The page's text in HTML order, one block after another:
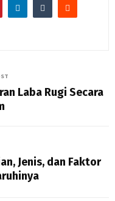
Laba Rugi Secara
Jenis, dan Faktor